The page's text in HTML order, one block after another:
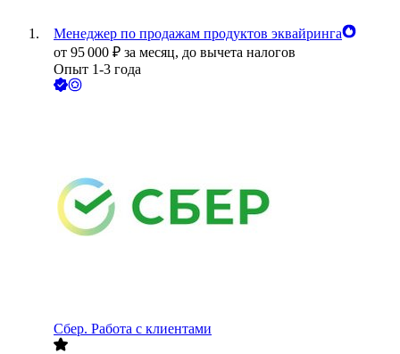
Менеджер по продажам продуктов эквайринга
от 95 000 ₽ за месяц, до вычета налогов
Опыт 1-3 года
Сбер. Работа с клиентами